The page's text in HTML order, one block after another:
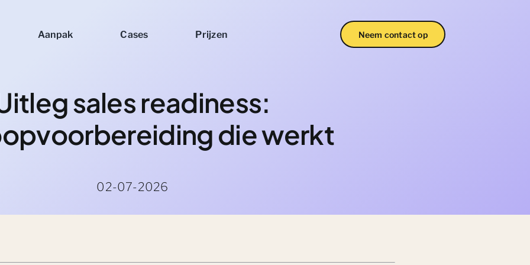
Aanpak Cases Prijzen Neem contact op
sales readiness:
die werkt
02-07-2026